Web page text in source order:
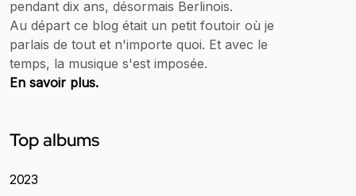
pendant dix ans, désormais Berlinois.
Au départ ce blog était un petit foutoir où je
parlais de tout et n'importe quoi. Et avec le
temps, la musique s'est imposée.
En savoir plus.
Top albums
2023